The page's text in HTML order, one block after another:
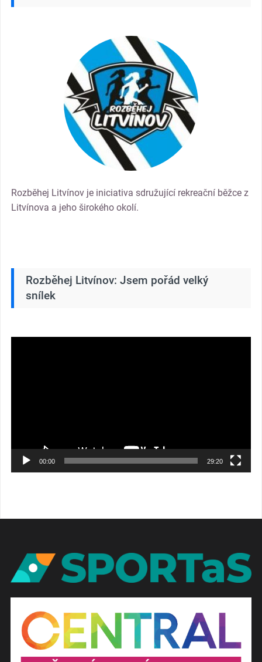
Rozběhej Litvínov je iniciativa sdružující rekreační běžce z
Litvínova a jeho širokého okolí.
Rozběhej Litvínov: Jsem pořád velký
snílek
00:00 29:20